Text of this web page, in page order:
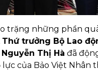
trặng những phần
Thứ trưởng Bộ Lao
Thị Hà đã
của Bảo Việt Nhân